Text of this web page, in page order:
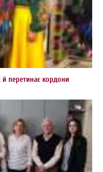
й перетинає кордони